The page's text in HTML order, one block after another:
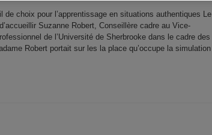
choix pour l’apprentissage en situations authentiques Le
Suzanne Robert, Conseillère cadre au Vice-
de l’Université de Sherbrooke dans le cadre des
Robert portait sur les la place qu’occupe la simulation